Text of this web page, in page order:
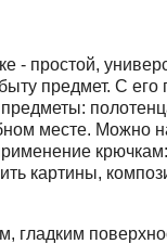
- простой,
предмет. С
предметы:
месте. Можно
картины,
гладким